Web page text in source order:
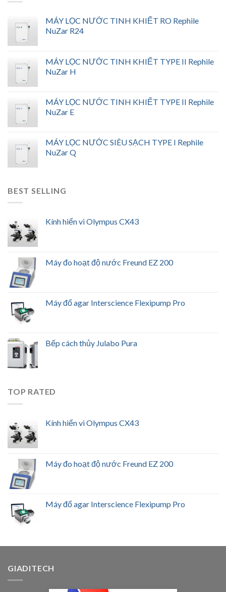
MÁY LỌC NƯỚC TINH KHIẾT RO Rephile
NuZar R24
MÁY LỌC NƯỚC TINH KHIẾT TYPE II Rephile
NuZar H
MÁY LỌC NƯỚC TINH KHIẾT TYPE II Rephile
NuZar E
MÁY LỌC NƯỚC SIÊU SẠCH TYPE I Rephile
NuZar Q
BEST SELLING
Kính hiển vi Olympus CX43
Máy đo hoạt độ nước Freund EZ 200
Máy đổ agar Interscience Flexipump Pro
Bếp cách thủy Julabo Pura
TOP RATED
Kính hiển vi Olympus CX43
Máy đo hoạt độ nước Freund EZ 200
Máy đổ agar Interscience Flexipump Pro
GIADITECH